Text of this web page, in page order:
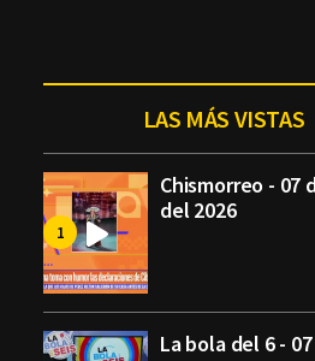
LAS MÁS VISTAS
Chismorreo - 07
del 2026
La bola del 6 -